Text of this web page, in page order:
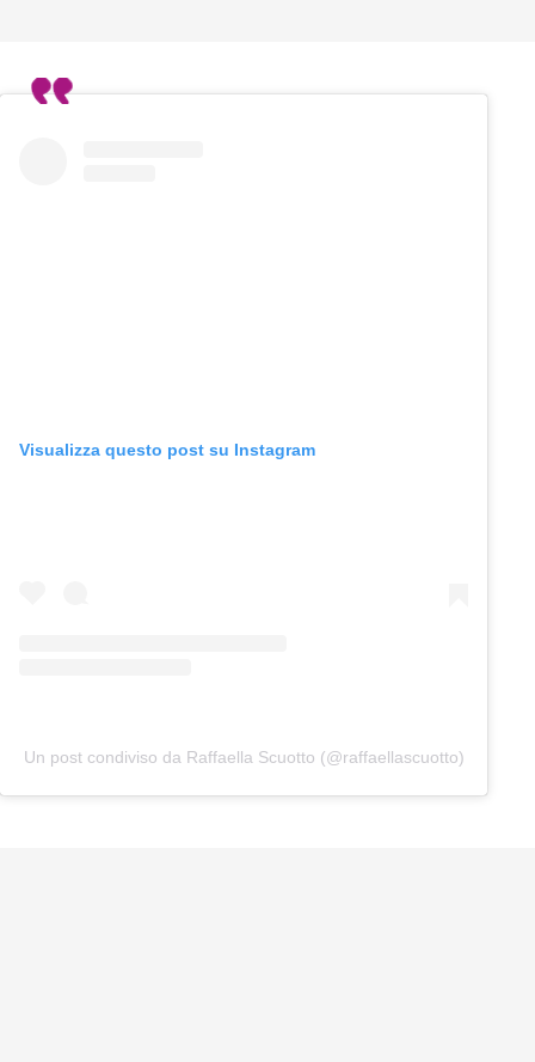
Visualizza questo post su Instagram
Un post condiviso da Raffaella Scuotto (@raffaellascuotto)